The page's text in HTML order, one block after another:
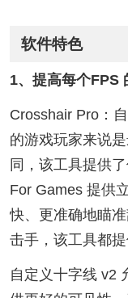
软件特色
1、提高每个FPS
Crosshair Pro：
的游戏玩家来说
同，该工具提供
For Games 提供
快、更准确地瞄
击手，该工具都
自定义十字线 v2